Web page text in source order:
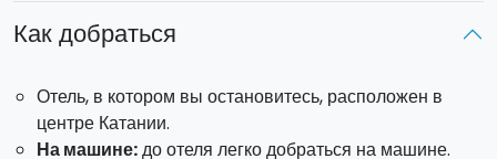
Завтрак в отеле.
Тур на квадроцикле по долине реки Алкантара.
ДЕНЬ 4
Завтрак в отеле.
Как добраться
Отель, в котором вы остановитесь, расположен в
центре Катании.
На машине:до отеля легко добраться на машине.